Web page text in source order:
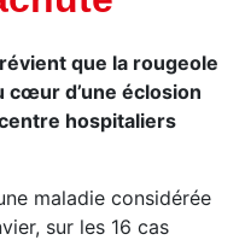
que la rougeole
cœur d’une éclosion
hospitaliers
maladie considérée
sur les 16 cas